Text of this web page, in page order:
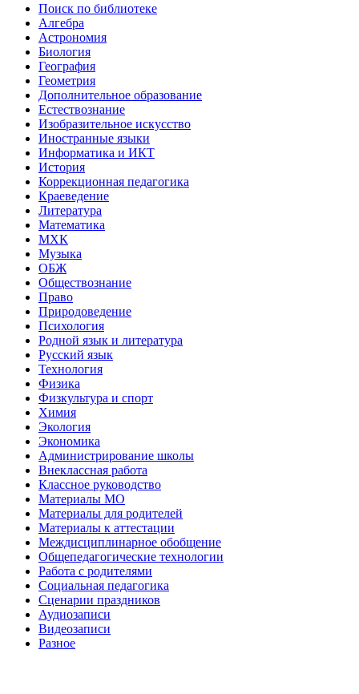
Поиск по библиотеке
Алгебра
Астрономия
Биология
География
Геометрия
Дополнительное образование
Естествознание
Изобразительное искусство
Иностранные языки
Информатика и ИКТ
История
Коррекционная педагогика
Краеведение
Литература
Математика
МХК
Музыка
ОБЖ
Обществознание
Право
Природоведение
Психология
Родной язык и литература
Русский язык
Технология
Физика
Физкультура и спорт
Химия
Экология
Экономика
Администрирование школы
Внеклассная работа
Классное руководство
Материалы МО
Материалы для родителей
Материалы к аттестации
Междисциплинарное обобщение
Общепедагогические технологии
Работа с родителями
Социальная педагогика
Сценарии праздников
Аудиозаписи
Видеозаписи
Разное